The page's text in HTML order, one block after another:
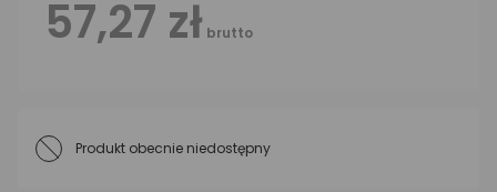
57,27 zł brutto
Produkt obecnie niedostępny